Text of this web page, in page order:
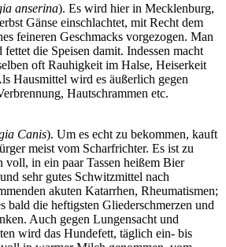
anserina). Es wird hier in Mecklenburg,
Gänse einschlachtet, mit Recht dem
feineren Geschmacks vorgezogen. Man
die Speisen damit. Indessen macht
oft Rauhigkeit im Halse, Heiserkeit
Hausmittel wird es äußerlich gegen
Hautschrammen etc.
Canis). Um es echt zu bekommen, kauft
meist vom Scharfrichter. Es ist zu
voll, in ein paar Tassen heißem Bier
sehr gutes Schwitzmittel nach
akuten Katarrhen, Rheumatismen;
bald die heftigsten Gliederschmerzen und
Auch gegen Lungensacht und
wird das Hundefett, täglich ein- bis